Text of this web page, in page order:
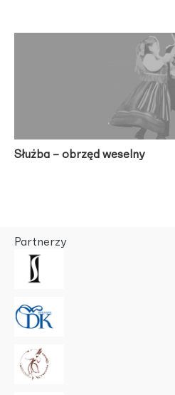
Służba – obrzęd weselny
Partnerzy